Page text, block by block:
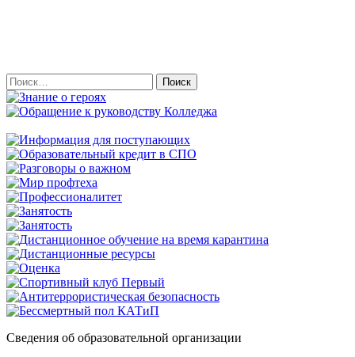
Найти:
Сведения об образовательной организации